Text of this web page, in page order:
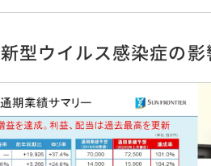
型ウイルス感染症の